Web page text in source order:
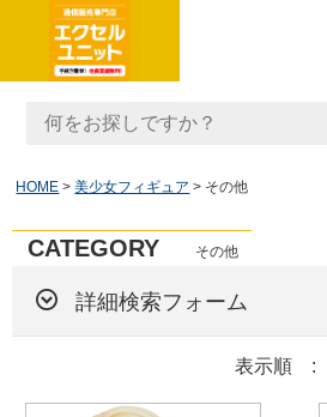
HOME 美少女フィギュア その他
CATEGORY その他
詳細検索フォーム
表示順 :